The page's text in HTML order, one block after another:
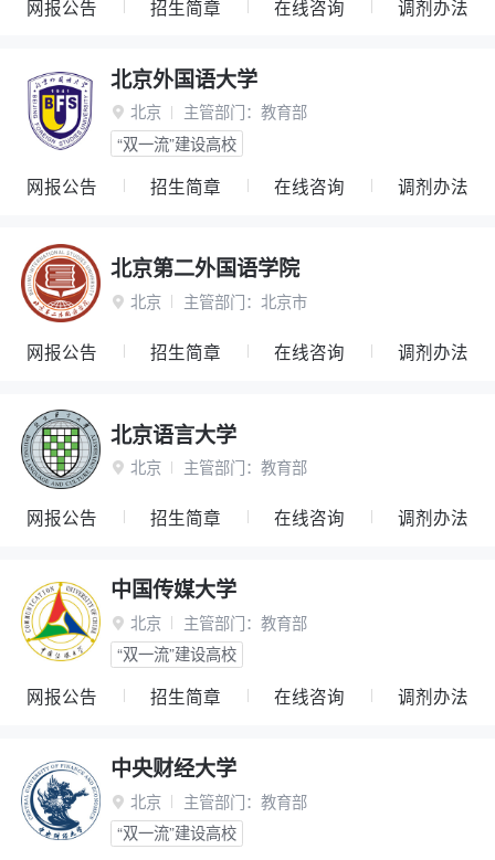
网报公告 招生简章 在线咨询 调剂办法
北京外国语大学
 北京 主管部门： 教育部
“双一流”建设高校
网报公告 招生简章 在线咨询 调剂办法
北京第二外国语学院
 北京 主管部门： 北京市
网报公告 招生简章 在线咨询 调剂办法
北京语言大学
 北京 主管部门： 教育部
网报公告 招生简章 在线咨询 调剂办法
中国传媒大学
 北京 主管部门： 教育部
“双一流”建设高校
网报公告 招生简章 在线咨询 调剂办法
中央财经大学
 北京 主管部门： 教育部
“双一流”建设高校